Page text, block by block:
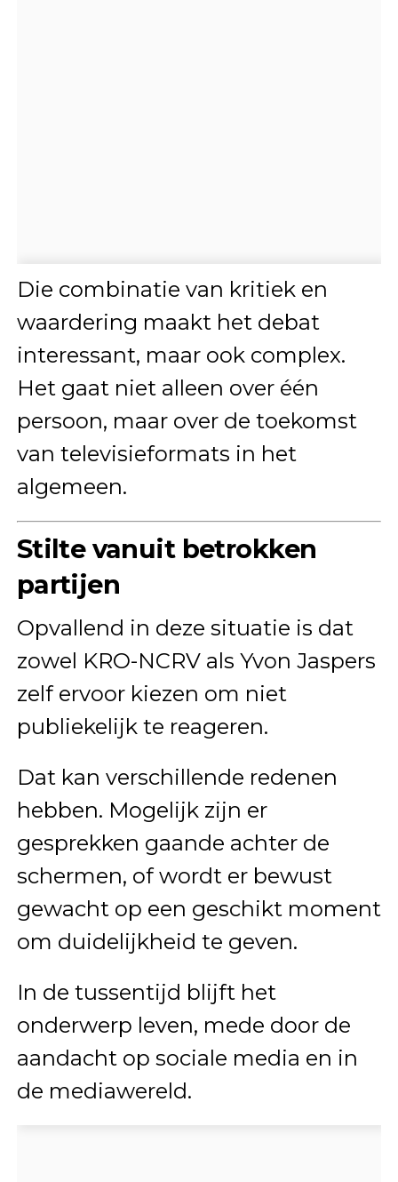
Die combinatie van kritiek en
waardering maakt het debat
interessant, maar ook complex.
Het gaat niet alleen over één
persoon, maar over de toekomst
van televisieformats in het
algemeen.
Stilte vanuit betrokken
partijen
Opvallend in deze situatie is dat
zowel KRO-NCRVals Yvon Jaspers
zelf ervoor kiezen om niet
publiekelijk te reageren.
Dat kan verschillende redenen
hebben. Mogelijk zijn er
gesprekken gaande achter de
schermen, of wordt er bewust
gewacht op een geschikt moment
om duidelijkheid te geven.
In de tussentijd blijft het
onderwerp leven, mede door de
aandacht op sociale media en in
de mediawereld.